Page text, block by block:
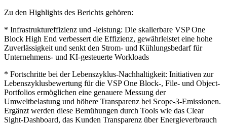
Zu den Highlights des Berichts gehören:
* Infrastruktureffizienz und -leistung: Die skalierbare VSP One
Block High End verbessert die Effizienz, gewährleistet eine hohe
Zuverlässigkeit und senkt den Strom- und Kühlungsbedarf für
Unternehmens- und KI-gesteuerte Workloads
* Fortschritte bei der Lebenszyklus-Nachhaltigkeit: Initiativen zur
Lebenszyklusbewertung für die VSP One Block-, File- und Object-
Portfolios ermöglichen eine genauere Messung der
Umweltbelastung und höhere Transparenz bei Scope-3-Emissionen.
Ergänzt werden diese Bemühungen durch Tools wie das Clear
Sight-Dashboard, das Kunden Transparenz über Energieverbrauch